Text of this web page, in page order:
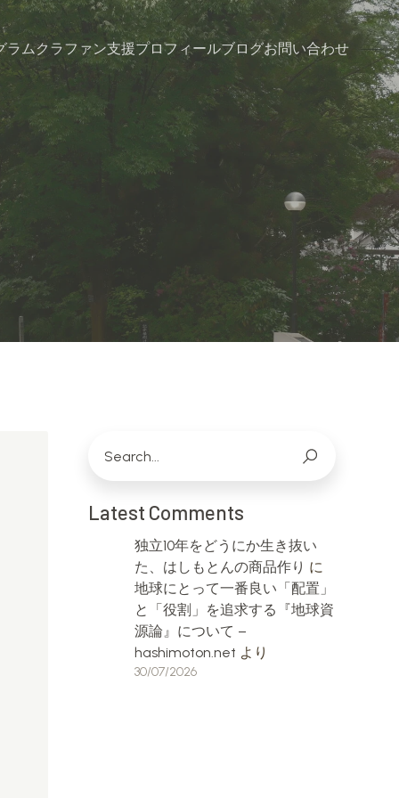
ラムクラファン支援プロフィールブログお問い合わせ
Latest Comments
独立10年をどうにか生き抜い
た、はしもとんの商品作り に
地球にとって一番良い「配置」
と「役割」を追求する『地球資
源論』について –
hashimoton.net より
30/07/2026